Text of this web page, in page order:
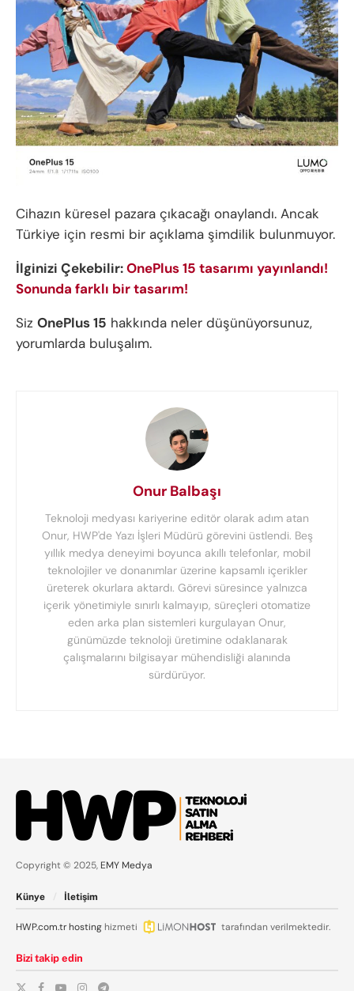
Cihazın küresel pazara çıkacağı onaylandı. Ancak
Türkiye için resmi bir açıklama şimdilik bulunmuyor.
İlginizi Çekebilir:OnePlus 15 tasarımı yayınlandı!
Sonunda farklı bir tasarım!
Siz OnePlus 15 hakkında neler düşünüyorsunuz,
yorumlarda buluşalım.
Onur Balbaşı
Teknoloji medyası kariyerine editör olarak adım atan
Onur, HWP'de Yazı İşleri Müdürü görevini üstlendi. Beş
yıllık medya deneyimi boyunca akıllı telefonlar, mobil
teknolojiler ve donanımlar üzerine kapsamlı içerikler
üreterek okurlara aktardı. Görevi süresince yalnızca
içerik yönetimiyle sınırlı kalmayıp, süreçleri otomatize
eden arka plan sistemleri kurgulayan Onur,
günümüzde teknoloji üretimine odaklanarak
çalışmalarını bilgisayar mühendisliği alanında
sürdürüyor.
Copyright © 2025, EMY Medya
Künye İletişim
HWP.com.trhosting hizmeti tarafından verilmektedir.
Bizi takip edin